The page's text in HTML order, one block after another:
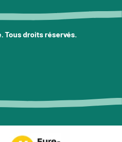
Tous droits réservés.